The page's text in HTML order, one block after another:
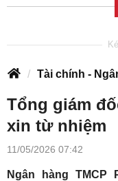
Tài chính -
Tổng giám
xin từ nhiệm
11/05/2026 07:42
Ngân hàng TMCP